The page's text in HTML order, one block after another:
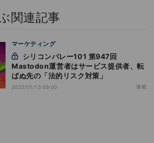
関連記事
マーケティング
Mastodon運営者はサービス提供者、転
ばぬ先の「法的リスク対策」
2023/01/13 09:00 連載